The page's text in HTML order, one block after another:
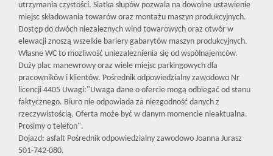
utrzymania czystości. Siatka słupów pozwala na dowolne ustawienie
miejsc składowania towarów oraz montażu maszyn produkcyjnych.
Dostęp do dwóch niezaleznych wind towarowych oraz otwór w
elewacji znoszą wszelkie bariery gabarytów maszyn produkcyjnych.
Własne WC to mozliwość uniezaleznienia się od współnajemców.
Duży plac manewrowy oraz wiele miejsc parkingowych dla
pracowników i klientów. Pośrednik odpowiedzialny zawodowo Nr
licencji 4405 Uwagi:"Uwaga dane o ofercie mogą odbiegać od stanu
faktycznego. Biuro nie odpowiada za niezgodność danych z
rzeczywistością. Oferta może być w danym momencie nieaktualna.
Prosimy o telefon".
Dojazd: asfalt Pośrednik odpowiedzialny zawodowo Joanna Jurasz
501-742-080.